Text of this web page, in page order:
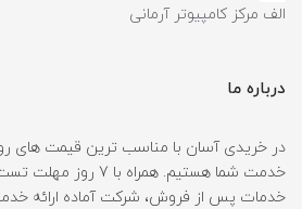
الف مرکز کامپیوتر آرمانی
درباره ما
در خریدی آسان با مناسب ترین قیمت های روز
خدمت شما هستیم. همراه
خدمات پس از فروش، شرکت آماده ارائه